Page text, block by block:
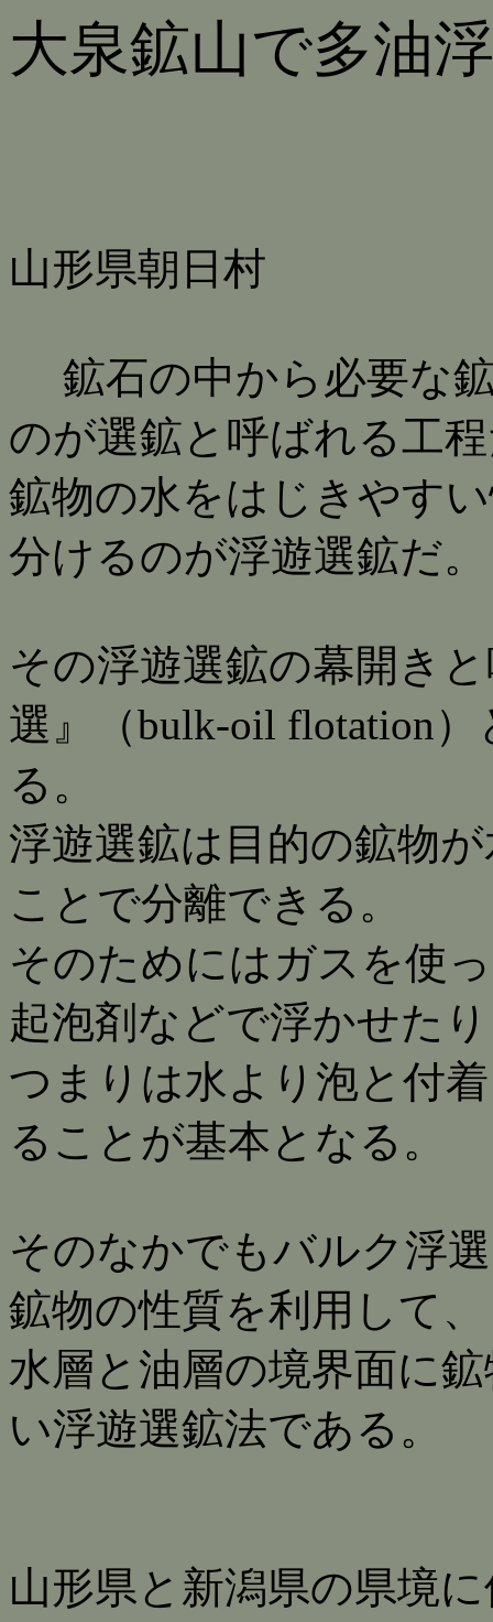
大泉鉱山で多油
山形県朝日村
鉱石の中から必要な
のが選鉱と呼ばれる工
鉱物の水をはじきやす
分けるのが浮遊選鉱だ。
その浮遊選鉱の幕開き
選』（bulk-oil flotation
る。
浮遊選鉱は目的の鉱物
ことで分離できる。
そのためにはガスを使
起泡剤などで浮かせた
つまりは水より泡と付
ることが基本となる。
そのなかでもバルク浮
鉱物の性質を利用して、
水層と油層の境界面に
い浮遊選鉱法である。
山形県と新潟県の県境